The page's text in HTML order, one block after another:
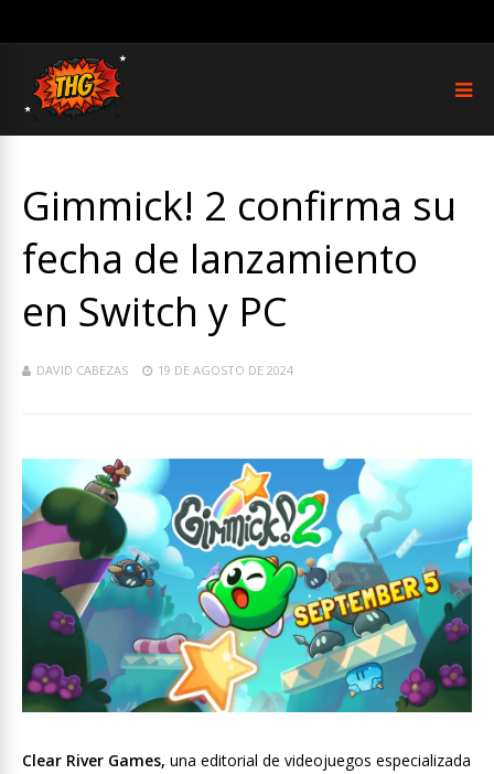
Gimmick! 2 confirma su
fecha de lanzamiento
en Switch y PC
DAVID CABEZAS 19 DE AGOSTO DE 2024
Clear River Games, una editorial de videojuegos especializada